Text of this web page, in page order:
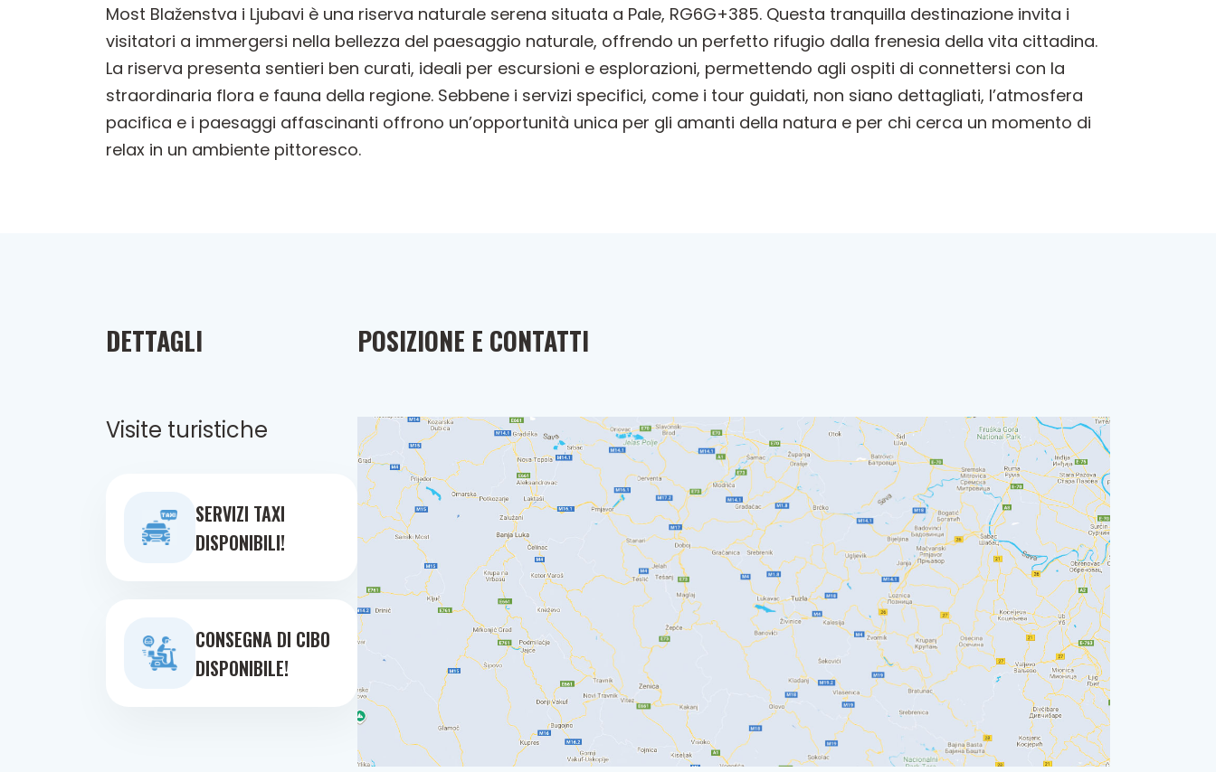
Most Blaženstva i Ljubavi è una riserva naturale serena situata a Pale, RG6G+385. Questa tranquilla destinazione invita i
visitatori a immergersi nella bellezza del paesaggio naturale, offrendo un perfetto rifugio dalla frenesia della vita cittadina.
La riserva presenta sentieri ben curati, ideali per escursioni e esplorazioni, permettendo agli ospiti di connettersi con la
straordinaria flora e fauna della regione. Sebbene i servizi specifici, come i tour guidati, non siano dettagliati, l’atmosfera
pacifica e i paesaggi affascinanti offrono un’opportunità unica per gli amanti della natura e per chi cerca un momento di
relax in un ambiente pittoresco.
DETTAGLI
Visite turistiche
SERVIZI TAXI
DISPONIBILI!
CONSEGNA DI CIBO
DISPONIBILE!
POSIZIONE E CONTATTI